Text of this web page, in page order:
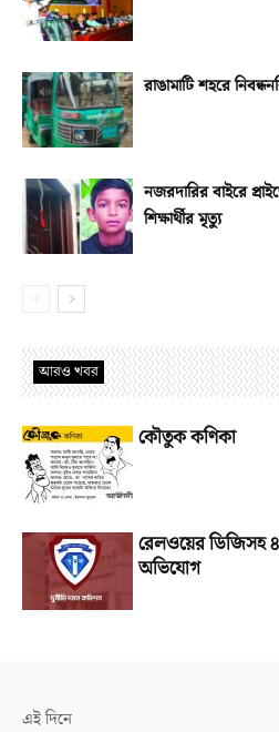
রাঙামাটি শহরে
নজরদারির বাইরে
শিক্ষার্থীর মৃত্যু
আরও খবর
কৌতুক কণিকা
রেলওয়ের ডিজিসহ
অভিযোগ
এই দিনে